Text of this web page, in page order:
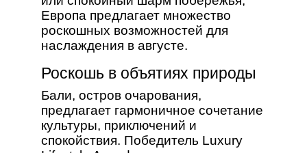
Европа предлагает множество
роскошных возможностей для
наслаждения в августе.
Роскошь в объятиях природы
Бали, остров очарования,
предлагает гармоничное сочетание
культуры, приключений и
спокойствия. Победитель Luxury